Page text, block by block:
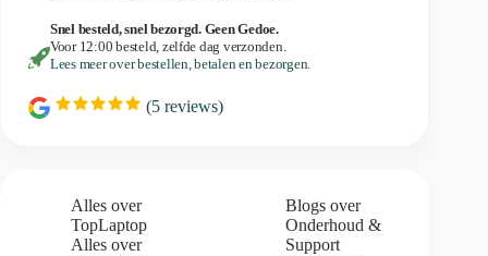
Snel besteld, snel bezorgd. Geen Gedoe.
Voor 12:00 besteld, zelfde dag verzonden.
Lees meer over bestellen, betalen en bezorgen.
R
(5 reviews)
Alles over
TopLaptop
Alles over
Blogs over
Onderhoud &
Support